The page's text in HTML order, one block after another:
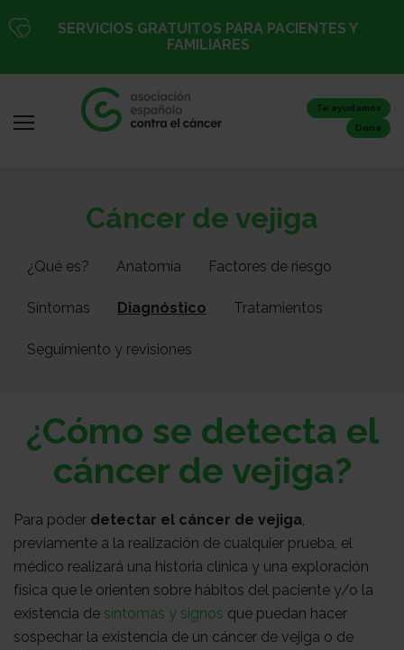
al
principal
SERVICIOS GRATUITOS PARA PACIENTES Y
FAMILIARES
Te ayudamos
Dona
Registro
Inicio
Sobre
nosotros
Colabora
Todo
sobre
Investigación
cáncer
Cáncer de vejiga
¿Qué es? Anatomía Factores de riesgo
Síntomas Diagnóstico Tratamientos
Seguimiento y revisiones
¿Cómo se detecta el
cáncer de vejiga?
Para poder detectar el cáncer de vejiga
previamente a la realización de cualquier prueba, el
médico realizará una historia clínica y una exploración
física que le orienten sobre hábitos del paciente y/o la
existencia de síntomas y signos que puedan hacer
sospechar la existencia de un cáncer de vejiga o de